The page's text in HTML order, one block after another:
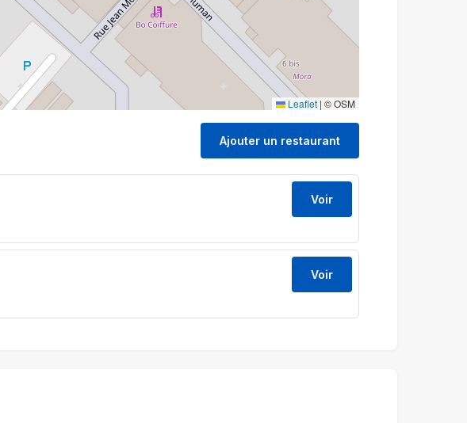
Leaflet | © OSM
Ajouter un restaurant
Voir
Voir